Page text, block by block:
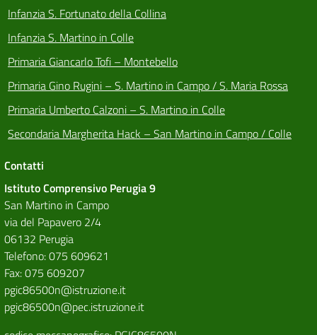
Infanzia S. Fortunato della Collina
Infanzia S. Martino in Colle
Primaria Giancarlo Tofi – Montebello
Primaria Gino Rugini – S. Martino in Campo / S. Maria Rossa
Primaria Umberto Calzoni – S. Martino in Colle
Secondaria Margherita Hack – San Martino in Campo / Colle
Contatti
Istituto Comprensivo Perugia 9
San Martino in Campo
via del Papavero 2/4
06132 Perugia
Telefono: 075 609621
Fax: 075 609207
pgic86500n@istruzione.it
pgic86500n@pec.istruzione.it